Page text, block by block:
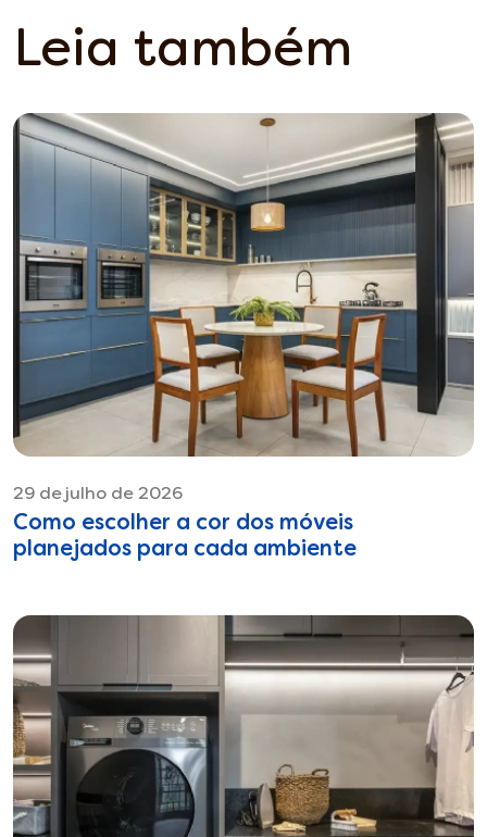
Leia também
29 de julho de 2026
Como escolher a cor dos móveis
planejados para cada ambiente